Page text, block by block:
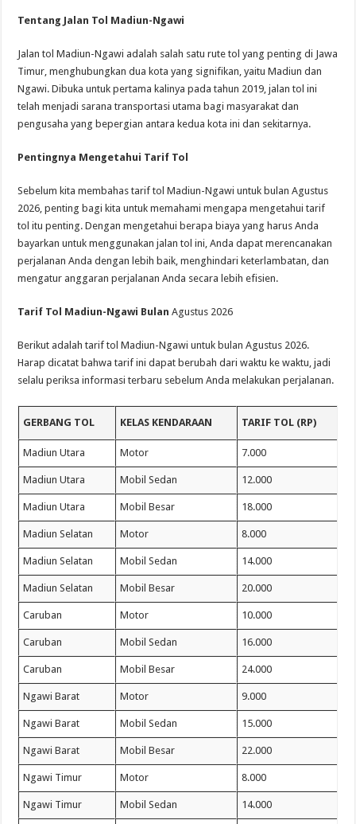
Tentang Jalan Tol Madiun-Ngawi
Jalan tol Madiun-Ngawi adalah salah satu rute tol yang penting di Jawa
Timur, menghubungkan dua kota yang signifikan, yaitu Madiun dan
Ngawi. Dibuka untuk pertama kalinya pada tahun 2019, jalan tol ini
telah menjadi sarana transportasi utama bagi masyarakat dan
pengusaha yang bepergian antara kedua kota ini dan sekitarnya.
Pentingnya Mengetahui Tarif Tol
Sebelum kita membahas tarif tol Madiun-Ngawi untuk bulan Agustus
2026, penting bagi kita untuk memahami mengapa mengetahui tarif
tol itu penting. Dengan mengetahui berapa biaya yang harus Anda
bayarkan untuk menggunakan jalan tol ini, Anda dapat merencanakan
perjalanan Anda dengan lebih baik, menghindari keterlambatan, dan
mengatur anggaran perjalanan Anda secara lebih efisien.
Tarif Tol Madiun-Ngawi BulanAgustus 2026
Berikut adalah tarif tol Madiun-Ngawi untuk bulan Agustus 2026.
Harap dicatat bahwa tarif ini dapat berubah dari waktu ke waktu, jadi
selalu periksa informasi terbaru sebelum Anda melakukan perjalanan.
GERBANG TOL KELAS KENDARAAN TARIF TOL (RP)
Madiun Utara Motor 7.000
Madiun Utara Mobil Sedan 12.000
Madiun Utara Mobil Besar 18.000
Madiun Selatan Motor 8.000
Madiun Selatan Mobil Sedan 14.000
Madiun Selatan Mobil Besar 20.000
Caruban Motor 10.000
Caruban Mobil Sedan 16.000
Caruban Mobil Besar 24.000
Ngawi Barat Motor 9.000
Ngawi Barat Mobil Sedan 15.000
Ngawi Barat Mobil Besar 22.000
Ngawi Timur Motor 8.000
Ngawi Timur Mobil Sedan 14.000